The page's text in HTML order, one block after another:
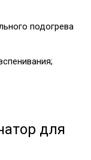
подогрева
для